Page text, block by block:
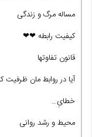
مساله مرگ و زندگی
کیفیت رابطه ❤❤
قانون تفاوتها
آیا در روابط مان ظرفیت
خطایِ…
محیط و رشد روانی